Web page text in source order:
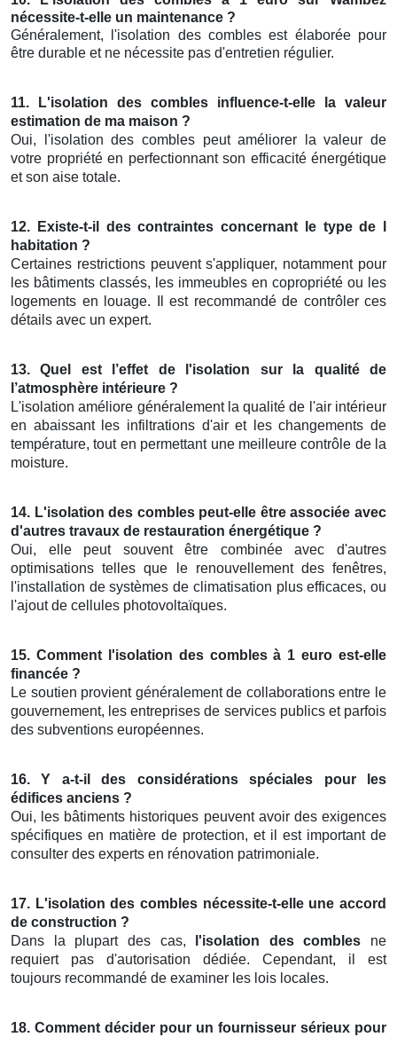
nécessite-t-elle un maintenance ?
Généralement, l'isolation des combles est élaborée pour
être durable et ne nécessite pas d'entretien régulier.
11. L'isolation des combles influence-t-elle la valeur
estimation de ma maison ?
Oui, l'isolation des combles peut améliorer la valeur de
votre propriété en perfectionnant son efficacité énergétique
et son aise totale.
12. Existe-t-il des contraintes concernant le type de l
habitation ?
Certaines restrictions peuvent s'appliquer, notamment pour
les bâtiments classés, les immeubles en copropriété ou les
logements en louage. Il est recommandé de contrôler ces
détails avec un expert.
13. Quel est l’effet de l'isolation sur la qualité de
l’atmosphère intérieure ?
L'isolation améliore généralement la qualité de l'air intérieur
en abaissant les infiltrations d'air et les changements de
température, tout en permettant une meilleure contrôle de la
moisture.
14. L'isolation des combles peut-elle être associée avec
d'autres travaux de restauration énergétique ?
Oui, elle peut souvent être combinée avec d'autres
optimisations telles que le renouvellement des fenêtres,
l'installation de systèmes de climatisation plus efficaces, ou
l'ajout de cellules photovoltaïques.
15. Comment l'isolation des combles à 1 euro est-elle
financée ?
Le soutien provient généralement de collaborations entre le
gouvernement, les entreprises de services publics et parfois
des subventions européennes.
16. Y a-t-il des considérations spéciales pour les
édifices anciens ?
Oui, les bâtiments historiques peuvent avoir des exigences
spécifiques en matière de protection, et il est important de
consulter des experts en rénovation patrimoniale.
17. L'isolation des combles nécessite-t-elle une accord
de construction ?
Dans la plupart des cas,
l'isolation des combles ne
requiert pas d'autorisation dédiée. Cependant, il est
toujours recommandé de examiner les lois locales.
18. Comment décider pour un fournisseur sérieux pour